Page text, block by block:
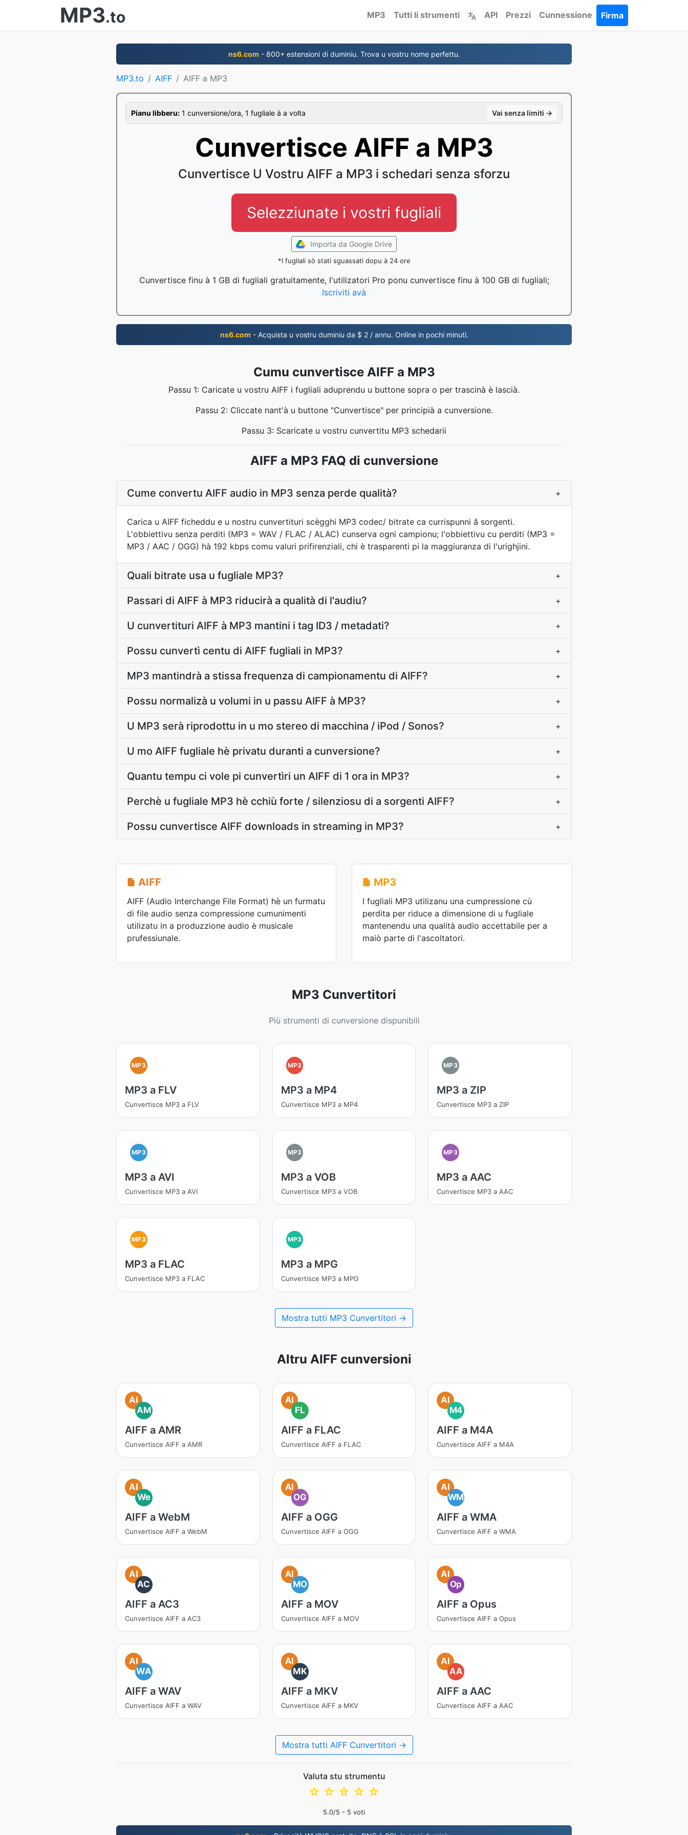
MP3.to MP3 Tutti li strumenti API Prezzi Cunnessione Firma
ns6.com - 800+ estensioni di duminiu. Trova u vostru nome perfettu.
MP3.to AIFF AIFF a MP3
Pianu libberu: 1 cunversione/ora, 1 fugliale à a volta Vai senza limiti →
Cunvertisce AIFF a MP3
Cunvertisce U Vostru AIFF a MP3 i schedari senza sforzu
Selezziunate i vostri fugliali
Importa da Google Drive
*I fugliali sò stati sguassati dopu à 24 ore
Cunvertisce finu à 1 GB di fugliali gratuitamente, l'utilizatori Pro ponu cunvertisce finu à 100 GB di fugliali;
Iscriviti avà
ns6.com - Acquista u vostru duminiu da $ 2 / annu. Online in pochi minuti.
Cumu cunvertisce AIFF a MP3
Passu 1: Caricate u vostru AIFF i fugliali aduprendu u buttone sopra o per trascinà è lascià.
Passu 2: Cliccate nant'à u buttone "Cunvertisce" per principià a cunversione.
Passu 3: Scaricate u vostru cunvertitu MP3 schedarii
AIFF a MP3 FAQ di cunversione
Cume convertu AIFF audio in MP3 senza perde qualità? +
Carica u AIFF ficheddu e u nostru cunvertituri scègghi MP3 codec/ bitrate ca currispunni â sorgenti.
L'obbiettivu senza perditi (MP3 = WAV / FLAC / ALAC) cunserva ogni campionu; l'obbiettivu cu perditi (MP3 =
MP3 / AAC / OGG) hà 192 kbps comu valuri prifirenziali, chi è trasparenti pi la maggiuranza di l'urighjini.
Quali bitrate usa u fugliale MP3? +
Passari di AIFF à MP3 riducirà a qualità di l'audiu? +
U cunvertituri AIFF à MP3 mantini i tag ID3 / metadati? +
Possu cunvertì centu di AIFF fugliali in MP3? +
MP3 mantindrà a stissa frequenza di campionamentu di AIFF? +
Possu normalizà u volumi in u passu AIFF à MP3? +
U MP3 serà riprodottu in u mo stereo di macchina / iPod / Sonos? +
U mo AIFF fugliale hè privatu duranti a cunversione? +
Quantu tempu ci vole pi cunvertìri un AIFF di 1 ora in MP3? +
Perchè u fugliale MP3 hè cchiù forte / silenziosu di a sorgenti AIFF? +
Possu cunvertisce AIFF downloads in streaming in MP3? +
AIFF
AIFF (Audio Interchange File Format) hè un furmatu
di file audio senza compressione cumunimenti
utilizatu in a produzzione audio è musicale
prufessiunale.
MP3
I fugliali MP3 utilizanu una cumpressione cù
perdita per riduce a dimensione di u fugliale
mantenendu una qualità audio accettabile per a
maiò parte di l'ascoltatori.
MP3 Cunvertitori
Più strumenti di cunversione dispunibili
MP3
MP3 a FLV
Cunvertisce MP3 a FLV
MP3
MP3 a MP4
Cunvertisce MP3 a MP4
MP3
MP3 a ZIP
Cunvertisce MP3 a ZIP
MP3
MP3 a AVI
Cunvertisce MP3 a AVI
MP3
MP3 a VOB
Cunvertisce MP3 a VOB
MP3
MP3 a AAC
Cunvertisce MP3 a AAC
MP3
MP3 a FLAC
Cunvertisce MP3 a FLAC
MP3
MP3 a MPG
Cunvertisce MP3 a MPG
Mostra tutti MP3 Cunvertitori →
Altru AIFF cunversioni
AI
AM
AIFF a AMR
Cunvertisce AIFF a AMR
AI
FL
AIFF a FLAC
Cunvertisce AIFF a FLAC
AI
M4
AIFF a M4A
Cunvertisce AIFF a M4A
AI
We
AIFF a WebM
Cunvertisce AIFF a WebM
AI
OG
AIFF a OGG
Cunvertisce AIFF a OGG
AI
WM
AIFF a WMA
Cunvertisce AIFF a WMA
AI
AC
AIFF a AC3
Cunvertisce AIFF a AC3
AI
MO
AIFF a MOV
Cunvertisce AIFF a MOV
AI
Op
AIFF a Opus
Cunvertisce AIFF a Opus
AI
WA
AIFF a WAV
Cunvertisce AIFF a WAV
AI
MK
AIFF a MKV
Cunvertisce AIFF a MKV
AI
AA
AIFF a AAC
Cunvertisce AIFF a AAC
Mostra tutti AIFF Cunvertitori →
Valuta stu strumentu
☆
☆
☆
☆
☆
5.0/5 - 5 voti